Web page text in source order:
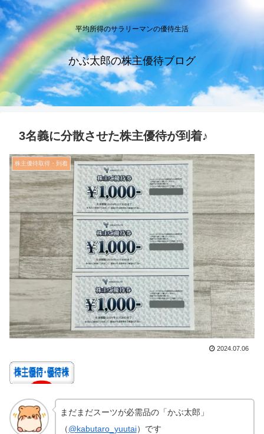
平均所得のサラリーマンの優待生活
かぶ太郎の株主優待ブログ
3名義に分散させた株主優待が到着♪
株主優待取得・到着
2024.07.06
まだまだスーツが必需品の「かぶ太郎」
（@kabutaro_yuutai）です